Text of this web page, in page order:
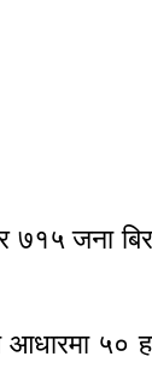
जना
आधारमा